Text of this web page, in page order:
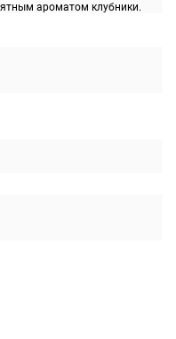
ароматом клубники.